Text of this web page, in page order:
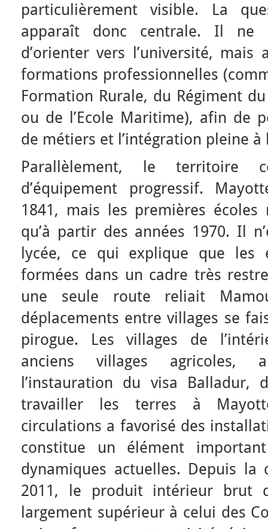
particulièrement visible. La
apparaît donc centrale. Il ne
d’orienter vers l’université, mais
formations professionnelles
Formation Rurale, du Régiment
ou de l’Ecole Maritime), afin de
de métiers et l’intégration pleine
Parallèlement, le territoire
d’équipement progressif.
1841, mais les premières écoles
qu’à partir des années 1970. Il
lycée, ce qui explique que les
formées dans un cadre très
une seule route reliait
déplacements entre villages se
pirogue. Les villages de
anciens villages agricoles,
l’instauration du visa Balladur,
travailler les terres à
circulations a favorisé des
constitue un élément
dynamiques actuelles. Depuis la
2011, le produit intérieur brut
largement supérieur à celui des